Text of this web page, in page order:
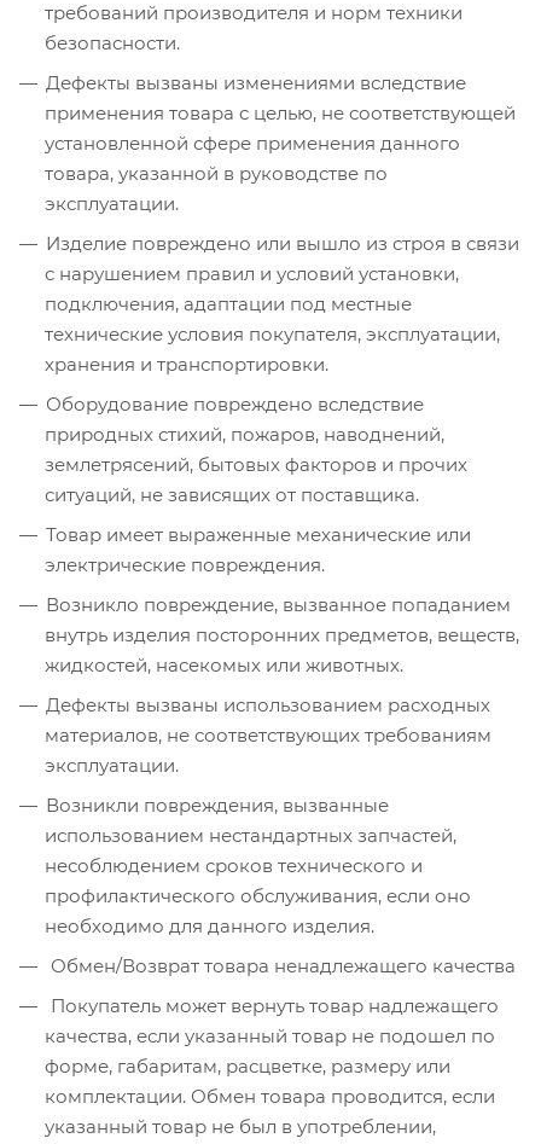
требований производителя и норм техники
безопасности.
Дефекты вызваны изменениями вследствие
применения товара с целью, не соответствующей
установленной сфере применения данного
товара, указанной в руководстве по
эксплуатации.
Изделие повреждено или вышло из строя в связи
с нарушением правил и условий установки,
подключения, адаптации под местные
технические условия покупателя, эксплуатации,
хранения и транспортировки.
Оборудование повреждено вследствие
природных стихий, пожаров, наводнений,
землетрясений, бытовых факторов и прочих
ситуаций, не зависящих от поставщика.
Товар имеет выраженные механические или
электрические повреждения.
Возникло повреждение, вызванное попаданием
внутрь изделия посторонних предметов, веществ,
жидкостей, насекомых или животных.
Дефекты вызваны использованием расходных
материалов, не соответствующих требованиям
эксплуатации.
Возникли повреждения, вызванные
использованием нестандартных запчастей,
несоблюдением сроков технического и
профилактического обслуживания, если оно
необходимо для данного изделия.
Обмен/Возврат товара ненадлежащего качества
Покупатель может вернуть товар надлежащего
качества, если указанный товар не подошел по
форме, габаритам, расцветке, размеру или
комплектации. Обмен товара проводится, если
указанный товар не был в употреблении,